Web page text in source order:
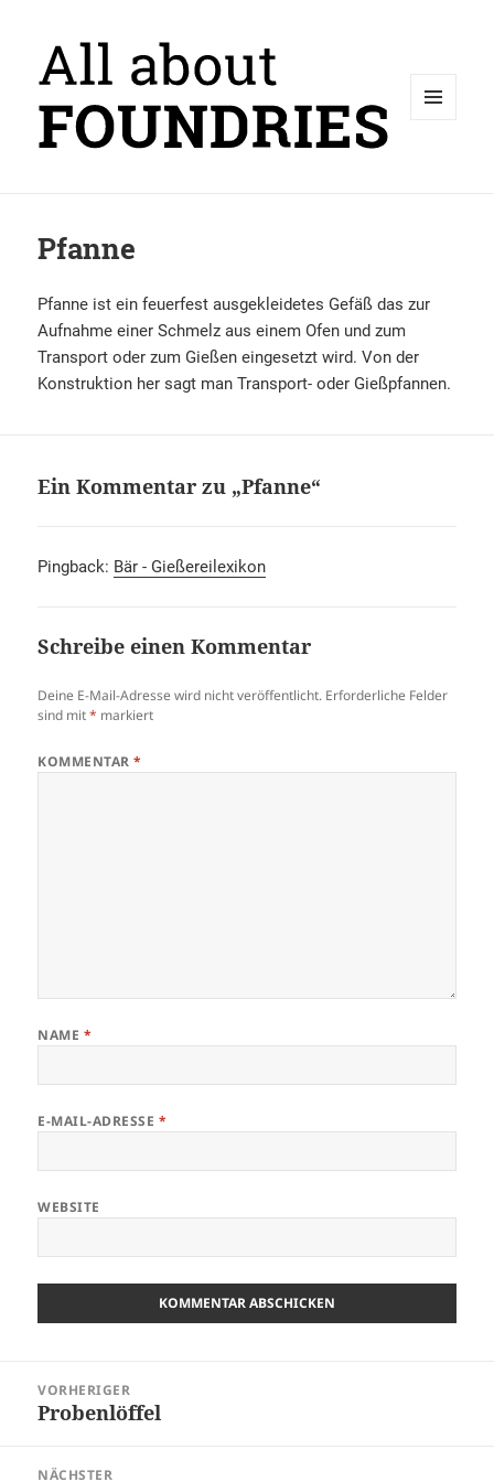
Pfanne
Pfanne ist ein feuerfest ausgekleidetes Gefäß das zur
Aufnahme einer Schmelz aus einem Ofen und zum
Transport oder zum Gießen eingesetzt wird. Von der
Konstruktion her sagt man Transport- oder Gießpfannen.
Ein Kommentar zu „Pfanne“
Pingback: Bär - Gießereilexikon
Schreibe einen Kommentar
Deine E-Mail-Adresse wird nicht veröffentlicht. Erforderliche Felder
sind mit* markiert
KOMMENTAR*
NAME *
E-MAIL-ADRESSE *
WEBSITE
VORHERIGER
Vorheriger
Probenlöffel
NÄCHSTER